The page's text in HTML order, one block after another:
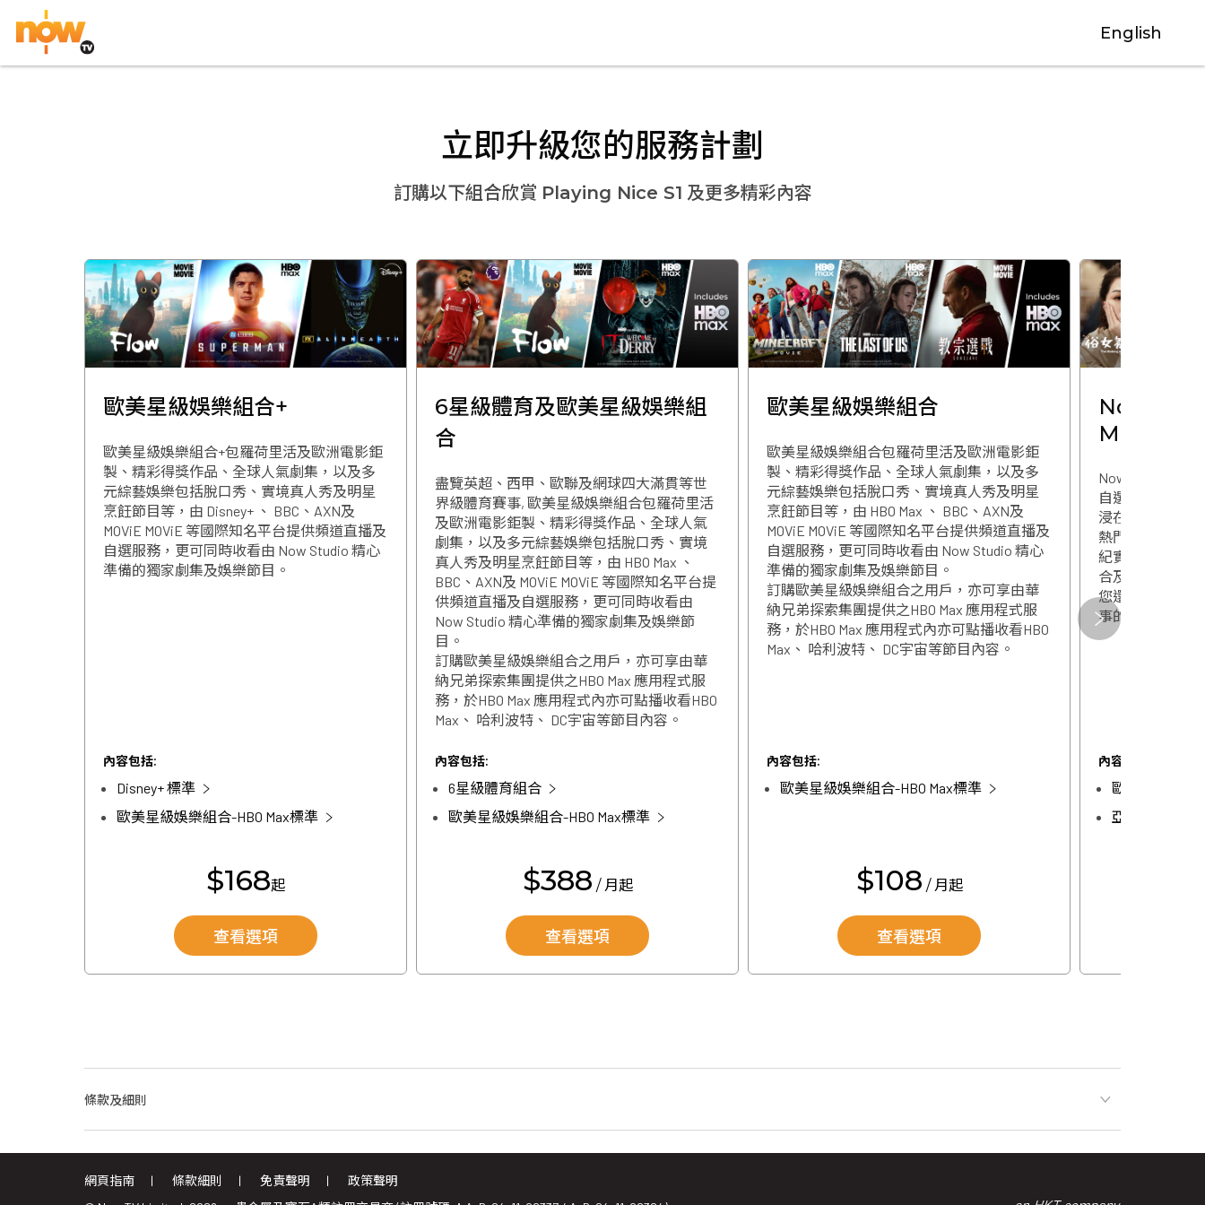
English
立即升級您的服務計劃
訂購以下組合欣賞 Playing Nice S1 及更多精彩內容
歐美星級娛樂組合+
歐美星級娛樂組合+包羅荷里活及歐洲電影鉅
製、精彩得獎作品、全球人氣劇集，以及多
元綜藝娛樂包括脫口秀、實境真人秀及明星
烹飪節目等，由 Disney+ 、 BBC、AXN及
MOViE MOViE 等國際知名平台提供頻道直播及
自選服務，更可同時收看由 Now Studio 精心
準備的獨家劇集及娛樂節目。
內容包括:
Disney+ 標準
歐美星級娛樂組合-HBO Max標準
$168起
查看選項
6星級體育及歐美星級娛樂組
合
盡覽英超、西甲、歐聯及網球四大滿貫等世
界級體育賽事, 歐美星級娛樂組合包羅荷里活
及歐洲電影鉅製、精彩得獎作品、全球人氣
劇集，以及多元綜藝娛樂包括脫口秀、實境
真人秀及明星烹飪節目等，由 HBO Max 、
BBC、AXN及 MOViE MOViE 等國際知名平台提
供頻道直播及自選服務，更可同時收看由
Now Studio 精心準備的獨家劇集及娛樂節
目。
訂購歐美星級娛樂組合之用戶，亦可享由華
納兄弟探索集團提供之HBO Max 應用程式服
務，於HBO Max 應用程式內亦可點播收看HBO
Max、 哈利波特、 DC宇宙等節目內容。
內容包括:
6星級體育組合
歐美星級娛樂組合-HBO Max標準
$388 / 月起
查看選項
歐美星級娛樂組合
歐美星級娛樂組合包羅荷里活及歐洲電影鉅
製、精彩得獎作品、全球人氣劇集，以及多
元綜藝娛樂包括脫口秀、實境真人秀及明星
烹飪節目等，由 HBO Max 、 BBC、AXN及
MOViE MOViE 等國際知名平台提供頻道直播及
自選服務，更可同時收看由 Now Studio 精心
準備的獨家劇集及娛樂節目。
訂購歐美星級娛樂組合之用戶，亦可享由華
納兄弟探索集團提供之HBO Max 應用程式服
務，於HBO Max 應用程式內亦可點播收看HBO
Max、 哈利波特、 DC宇宙等節目內容。
內容包括:
歐美星級娛樂組合-HBO Max標準
$108 / 月起
查看選項
Now 星級
Max)
Now皇牌娛樂精
自選服務，以及
浸在多元化的精
熱門猛片到引人
紀實節目，一個
合及亞洲星級娛
您還可以享受
事的刺激！
內容包括:
歐美星級娛樂
亞洲星級娛樂
條款及細則
關閉
網頁指南 條款細則 免責聲明
政策聲明
關閉